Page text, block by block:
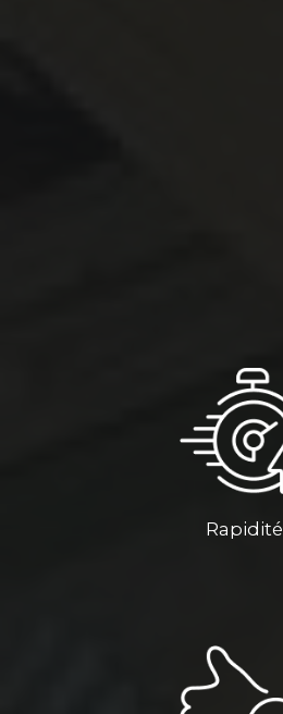
Rapidité